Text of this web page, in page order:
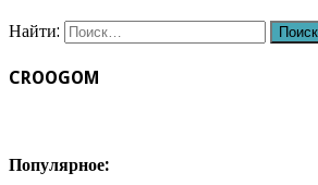
Найти:
CROOGOM
Популярное: